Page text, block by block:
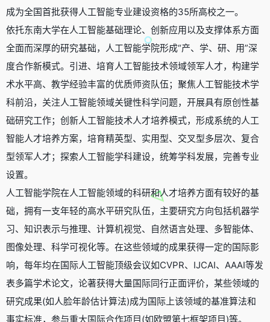
成为全国首批获得人工智能专业建设资格的35所高校之一。
依托东南大学在人工智能基础理论、创新应用以及支撑体系方面
全面而深厚的研究基础，人工智能学院形成“产、学、研、用”深
度合作新模式。引进、培育人工智能技术领域领军人才，构建学
术水平高、教学经验丰富的优质师资队伍；聚焦人工智能技术学
科前沿，关注人工智能领域关键性科学问题，开展具有原创性基
础研究工作；创新人工智能技术人才培养模式，形成系统的人工
智能人才培养方案，培育精英型、实用型、交叉型多层次、复合
型领军人才；探索人工智能学科建设，统筹学科发展，完善专业
设置。
人工智能学院在人工智能领域的科研和人才培养方面有较好的基
础，拥有一支年轻的高水平研究队伍，主要研究方向包括机器学
习、知识表示与推理、计算机视觉、自然语言处理、多智能体、
图像处理、科学可视化等。在这些领域的成果获得一定的国际影
响，每年均在国际人工智能顶级会议如CVPR、IJCAI、AAAI等发
表多篇学术论文，论著获得大量国际同行正面评价，某些领域的
研究成果(如人脸年龄估计算法)成为国际上该领域的基准算法和
事实标准，参与重大国际合作项目(如欧盟第七框架项目)等。